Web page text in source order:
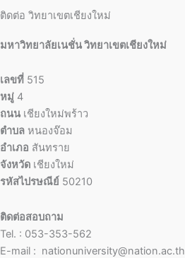
ติดต่อ วิทยาเขตเชียงใหม่
มหาวิทยาลัยเนชั่น วิทยาเขตเชียงใหม่
เลขที่ 515
หมู่ 4
ถนน เชียงใหม่พร้าว
ตำบล หนองจ๊อม
อำเภอ สันทราย
จังหวัด เชียงใหม่
รหัสไปรษณีย์ 50210
ติดต่อสอบถาม
Tel. : 053-353-562
E-mail : nationuniversity@nation.ac.th